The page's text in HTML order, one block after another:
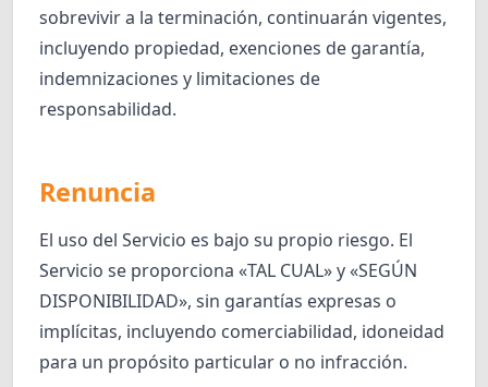
sobrevivir a la terminación, continuarán vigentes,
incluyendo propiedad, exenciones de garantía,
indemnizaciones y limitaciones de
responsabilidad.
Renuncia
El uso del Servicio es bajo su propio riesgo. El
Servicio se proporciona «TAL CUAL» y «SEGÚN
DISPONIBILIDAD», sin garantías expresas o
implícitas, incluyendo comerciabilidad, idoneidad
para un propósito particular o no infracción.